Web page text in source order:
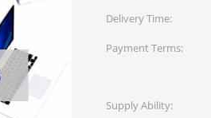
Delivery Time:
Payment Terms:
Supply Ability: